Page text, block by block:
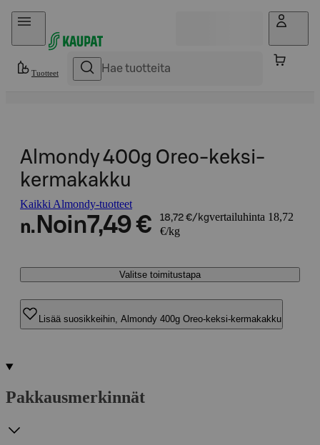
Hyppää sisältöön
Tuotteet
Almondy 400g Oreo-keksi-
kermakakku
Kaikki Almondy-tuotteet
n. Noin7,49 € 18,72 €/kgvertailuhinta 18,72
€/kg
Valitse toimitustapa
Lisää suosikkeihin, Almondy 400g Oreo-keksi-kermakakku
Pakkausmerkinnät